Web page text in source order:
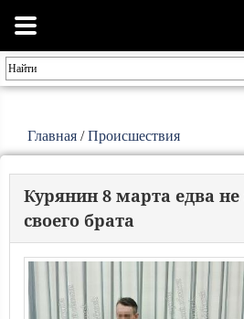
Главная /Происшествия
Курянин 8 марта едва
своего брата